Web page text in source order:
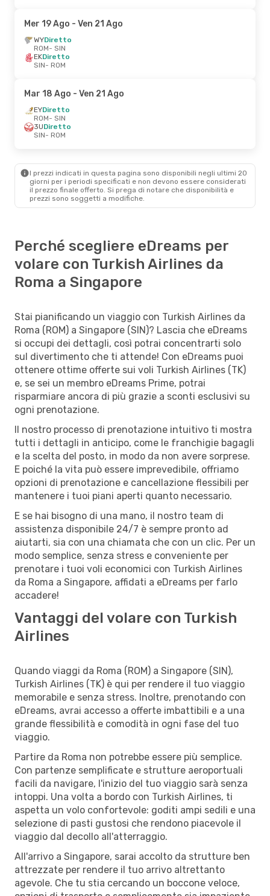
Mer 19 Ago - Ven 21 Ago
WYDiretto
ROM- SIN
EKDiretto
SIN- ROM
Mar 18 Ago - Ven 21 Ago
EYDiretto
ROM- SIN
3UDiretto
SIN- ROM
I prezzi indicati in questa pagina sono disponibili negli ultimi 20
giorni per i periodi specificati e non devono essere considerati
il ​​prezzo finale offerto. Si prega di notare che disponibilità e
prezzi sono soggetti a modifiche.
Perché scegliere eDreams per
volare con Turkish Airlines da
Roma a Singapore
Stai pianificando un viaggio con Turkish Airlines da
Roma (ROM) a Singapore (SIN)? Lascia che eDreams
si occupi dei dettagli, così potrai concentrarti solo
sul divertimento che ti attende! Con eDreams puoi
ottenere ottime offerte sui voli Turkish Airlines (TK)
e, se sei un membro eDreams Prime, potrai
risparmiare ancora di più grazie a sconti esclusivi su
ogni prenotazione.
Il nostro processo di prenotazione intuitivo ti mostra
tutti i dettagli in anticipo, come le franchigie bagagli
e la scelta del posto, in modo da non avere sorprese.
E poiché la vita può essere imprevedibile, offriamo
opzioni di prenotazione e cancellazione flessibili per
mantenere i tuoi piani aperti quanto necessario.
E se hai bisogno di una mano, il nostro team di
assistenza disponibile 24/7 è sempre pronto ad
aiutarti, sia con una chiamata che con un clic. Per un
modo semplice, senza stress e conveniente per
prenotare i tuoi voli economici con Turkish Airlines
da Roma a Singapore, affidati a eDreams per farlo
accadere!
Vantaggi del volare con Turkish
Airlines
Quando viaggi da Roma (ROM) a Singapore (SIN),
Turkish Airlines (TK) è qui per rendere il tuo viaggio
memorabile e senza stress. Inoltre, prenotando con
eDreams, avrai accesso a offerte imbattibili e a una
grande flessibilità e comodità in ogni fase del tuo
viaggio.
Partire da Roma non potrebbe essere più semplice.
Con partenze semplificate e strutture aeroportuali
facili da navigare, l'inizio del tuo viaggio sarà senza
intoppi. Una volta a bordo con Turkish Airlines, ti
aspetta un volo confortevole: goditi ampi sedili e una
selezione di pasti gustosi che rendono piacevole il
viaggio dal decollo all'atterraggio.
All'arrivo a Singapore, sarai accolto da strutture ben
attrezzate per rendere il tuo arrivo altrettanto
agevole. Che tu stia cercando un boccone veloce,